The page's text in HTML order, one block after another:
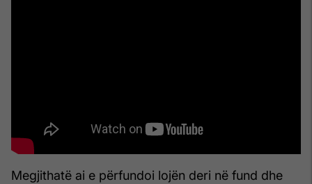
Megjithatë ai e përfundoi lojën deri në fund dhe